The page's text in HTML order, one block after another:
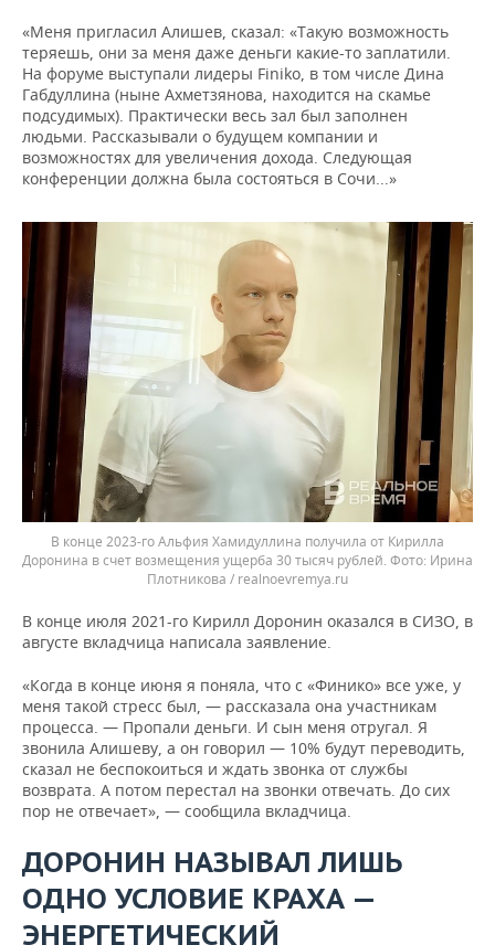
«Меня пригласил Алишев, сказал: «Такую возможность
теряешь, они за меня даже деньги какие-то заплатили.
На форуме выступали лидеры Finiko, в том числе Дина
Габдуллина (ныне Ахметзянова, находится на скамье
подсудимых). Практически весь зал был заполнен
людьми. Рассказывали о будущем компании и
возможностях для увеличения дохода. Следующая
конференции должна была состояться в Сочи...»
В конце 2023-го Альфия Хамидуллина получила от Кирилла
Доронина в счет возмещения ущерба 30 тысяч рублей.
Ирина
Плотникова / realnoevremya.ru
В конце июля 2021-го Кирилл Доронин оказался в СИЗО, в
августе вкладчица написала заявление.
«Когда в конце июня я поняла, что с «Финико» все уже, у
меня такой стресс был, — рассказала она участникам
процесса. — Пропали деньги. И сын меня отругал. Я
звонила Алишеву, а он говорил — 10% будут переводить,
сказал не беспокоиться и ждать звонка от службы
возврата. А потом перестал на звонки отвечать. До сих
пор не отвечает», — сообщила вкладчица.
ДОРОНИН НАЗЫВАЛ ЛИШЬ
ОДНО УСЛОВИЕ КРАХА —
ЭНЕРГЕТИЧЕСКИЙ